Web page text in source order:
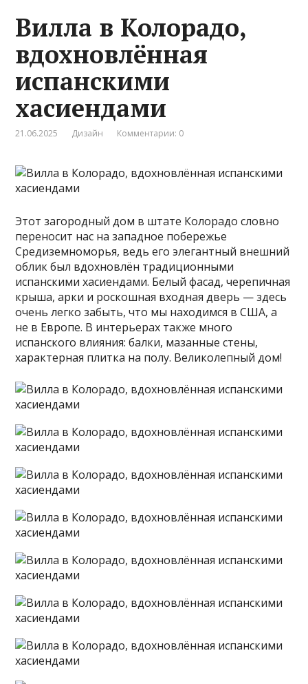
Вилла в Колорадо,
вдохновлённая
испанскими
хасиендами
21.06.2025 Дизайн Комментарии: 0
Этот загородный дом в штате Колорадо словно
переносит нас на западное побережье
Средиземноморья, ведь его элегантный внешний
облик был вдохновлён традиционными
испанскими хасиендами. Белый фасад, черепичная
крыша, арки и роскошная входная дверь — здесь
очень легко забыть, что мы находимся в США, а
не в Европе. В интерьерах также много
испанского влияния: балки, мазанные стены,
характерная плитка на полу. Великолепный дом!